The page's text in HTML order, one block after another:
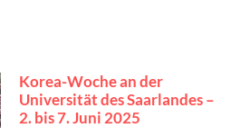
Korea-Woche an der
Universität des Saarlandes –
2. bis 7. Juni 2025